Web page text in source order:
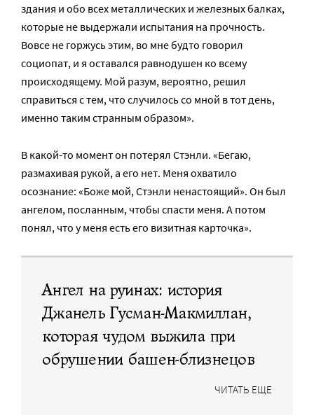
здания и обо всех металлических и железных балках,
которые не выдержали испытания на прочность.
Вовсе не горжусь этим, во мне будто говорил
социопат, и я оставался равнодушен ко всему
происходящему. Мой разум, вероятно, решил
справиться с тем, что случилось со мной в тот день,
именно таким странным образом».
В какой-то момент он потерял Стэнли. «Бегаю,
размахивая рукой, а его нет. Меня охватило
осознание: «Боже мой, Стэнли ненастоящий». Он был
ангелом, посланным, чтобы спасти меня. А потом
понял, что у меня есть его визитная карточка».
Ангел на руинах: история
Джанель Гусман-Макмиллан,
которая чудом выжила при
обрушении башен-близнецов
ЧИТАТЬ ЕЩЕ